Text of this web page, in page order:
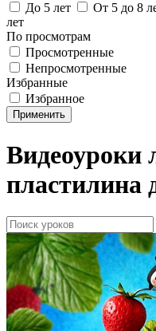
До 5 лет
От 5 до 8
лет
По просмотрам
Просмотренные
Непросмотренные
Избранные
Избранное
Применить
Видеоуроки
пластилина